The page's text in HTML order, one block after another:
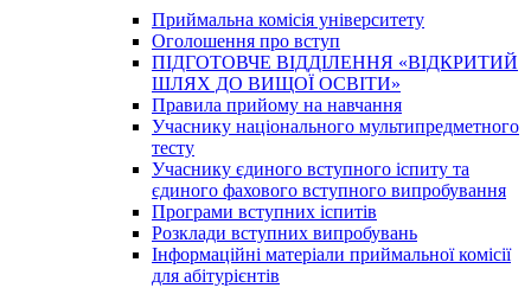
Приймальна комісія університету
Оголошення про вступ
ПІДГОТОВЧЕ ВІДДІЛЕННЯ «ВІДКРИТИЙ
ШЛЯХ ДО ВИЩОЇ ОСВІТИ»
Правила прийому на навчання
Учаснику національного мультипредметного
тесту
Учаснику єдиного вступного іспиту та
єдиного фахового вступного випробування
Програми вступних іспитів
Розклади вступних випробувань
Інформаційні матеріали приймальної комісії
для абітурієнтів